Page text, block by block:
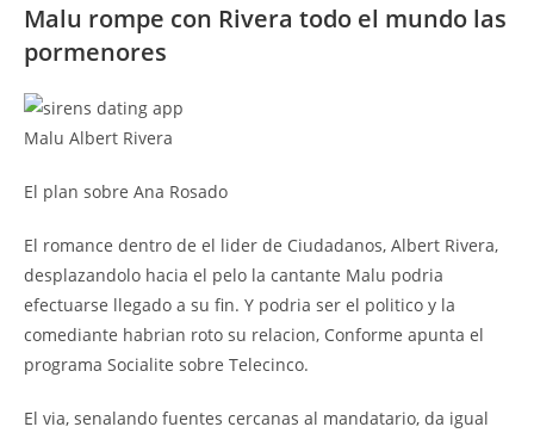
Malu rompe con Rivera todo el mundo las
pormenores
Malu Albert Rivera
El plan sobre Ana Rosado
El romance dentro de el lider de Ciudadanos, Albert Rivera,
desplazandolo hacia el pelo la cantante Malu podria
efectuarse llegado a su fin. Y podria ser el politico y la
comediante habrian roto su relacion, Conforme apunta el
programa Socialite sobre Telecinco.
El via, senalando fuentes cercanas al mandatario, da igual